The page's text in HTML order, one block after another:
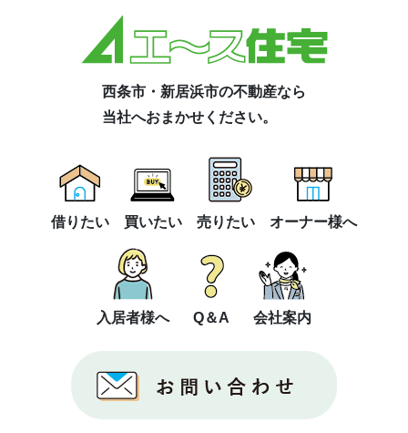
西条市・新居浜市の不動産なら
当社へおまかせください。
借りたい 買いたい 売りたい オーナー様へ
入居者様へ Q＆A 会社案内